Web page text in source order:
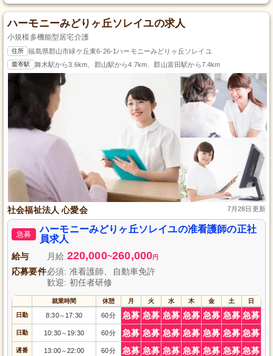
ハーモニーみどりヶ丘ソレイユの求人
小規模多機能型居宅介護
住所 福島県郡山市緑ケ丘東6-26-1ハーモニーみどりヶ丘ソレイユ
最寄駅 舞木駅から3.6km、郡山駅から4.7km、郡山富田駅から7.4km
社会福祉法人 心愛会 7月28日更新
急募
ハーモニーみどりヶ丘ソレイユの准看護師の正社
員求人
給与 月給 220,000~260,000円
応募要件必須: 准看護師、自動車免許
歓迎: 初任者研修
就業時間 休憩 月 火 水 木 金 土 日
日勤 8:30～ 17:30 60分 急募 急募 急募 急募 急募 急募 急募
日勤 10:30～ 19:30 60分 急募 急募 急募 急募 急募 急募 急募
遅番 13:00～22:00 60分 急募 急募 急募 急募 急募 急募 急募